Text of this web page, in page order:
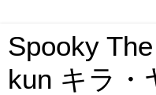
Spooky
kun キラ・